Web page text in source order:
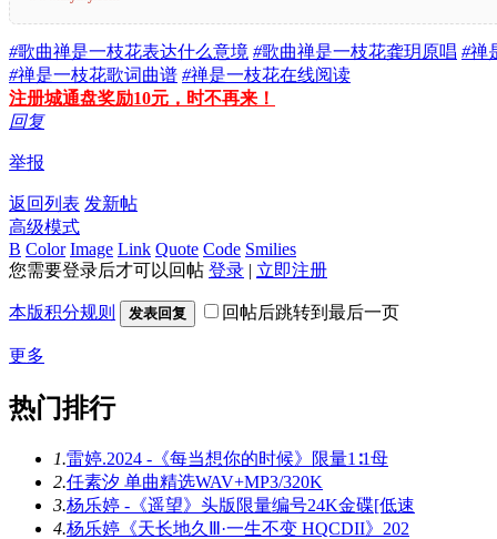
#歌曲禅是一枝花表达什么意境 #歌曲禅是一枝花龚玥原唱 #禅
#禅是一枝花歌词曲谱 #禅是一枝花在线阅读
注册城通盘奖励10元，时不再来！
回复
举报
返回列表 发新帖
高级模式
B Color Image Link Quote Code Smilies
您需要登录后才可以回帖 登录 | 立即注册
本版积分规则 发表回复 回帖后跳转到最后一页
更多
热门排行
1.雷婷.2024 -《每当想你的时候》限量1∶1母
2.任素汐 单曲精选WAV+MP3/320K
3.杨乐婷 -《遥望》头版限量编号24K金碟[低速
4.杨乐婷《天长地久Ⅲ·一生不变 HQCDII》202